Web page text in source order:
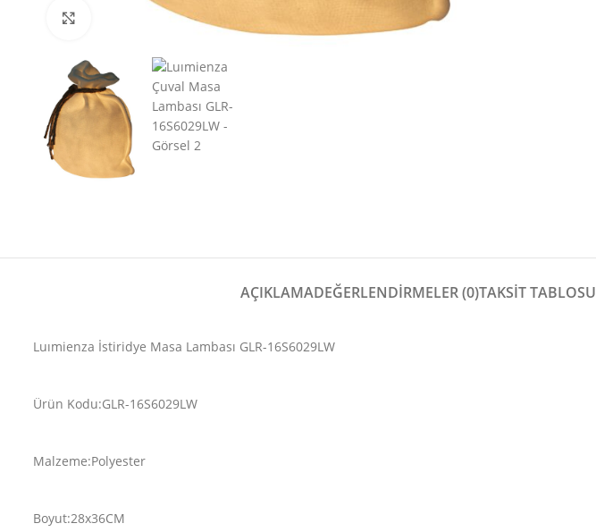
Büyütmek için tıklayın
AÇIKLAMADEĞERLENDIRMELER (0)TAKSİT TABLOSU
Luımienza İstiridye Masa Lambası GLR-16S6029LW
Ürün Kodu:GLR-16S6029LW
Malzeme:Polyester
Boyut:28x36CM